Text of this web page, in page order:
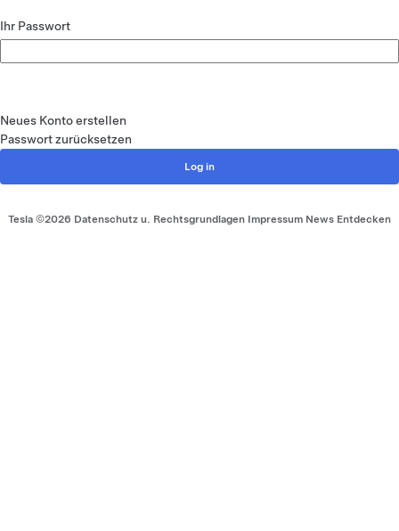
Ihr Passwort
Neues Konto erstellen
Passwort zurücksetzen
Tesla ©2026 Datenschutz u. Rechtsgrundlagen Impressum News Entdecken